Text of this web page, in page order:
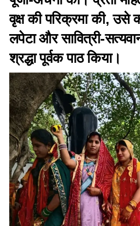
वृक्ष की परिक्रमा की, उसे
लपेटा और सावित्री-
श्रद्धा पूर्वक पाठ किया।